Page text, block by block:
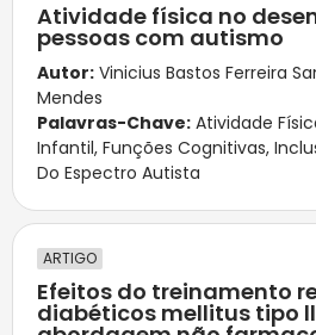
Atividade física no
pessoas com autismo
Autor: Vinicius Bastos Ferreira
Mendes
Palavras-Chave: Atividade
Infantil, Funções Cognitivas,
Do Espectro Autista
ARTIGO
Efeitos do treinamento
diabéticos mellitus tipo